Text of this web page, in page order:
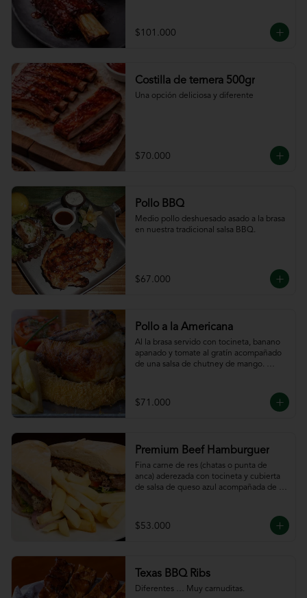
$101.000
Costilla de ternera 500gr
Una opción deliciosa y diferente
$70.000
Pollo BBQ
Medio pollo deshuesado asado a la brasa
en nuestra tradicional salsa BBQ.
$67.000
Pollo a la Americana
Al la brasa servido con tocineta, banano
apanado y tomate al gratín acompañado
de una salsa de chutney de mango.
$71.000
Premium Beef Hamburguer
Fina carne de res (chatas o punta de
anca) aderezada con tocineta y cubierta
de salsa de queso azul acompañada de
$53.000
Texas BBQ Ribs
Diferentes … Muy carnuditas.